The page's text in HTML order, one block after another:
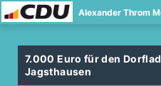
Alexander Throm
7.000 Euro für den
Jagsthausen